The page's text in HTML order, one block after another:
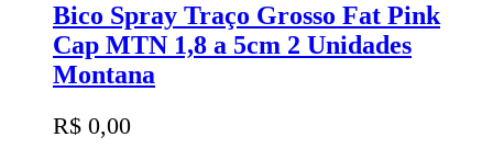
Bico Spray Traço Grosso Fat Pink
Cap MTN 1,8 a 5cm 2 Unidades
Montana
R$ 0,00